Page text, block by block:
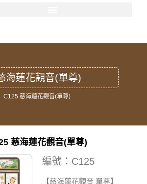
海蓮花觀音(單尊)
C125 慈海蓮花觀音(單尊)
慈海蓮花觀音(單尊)
編號：C125
【慈海蓮花觀音 單尊】